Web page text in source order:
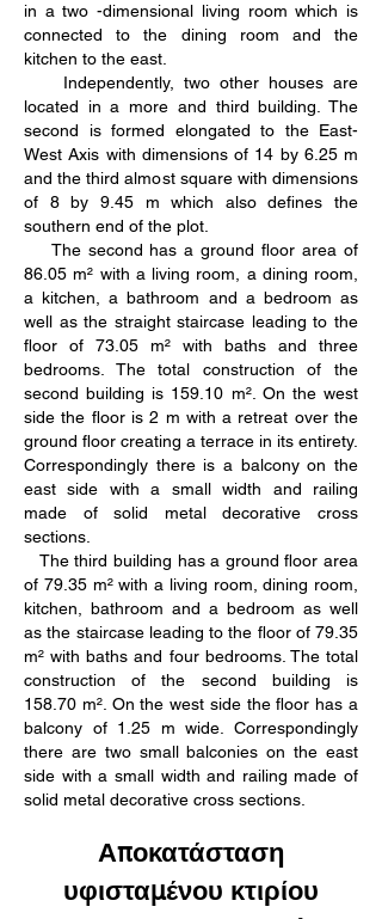
in a two -dimensional living room which is
connected to the dining room and the
kitchen to the east.
Independently, two other houses are
located in a more and third building. The
second is formed elongated to the East-
West Axis with dimensions of 14 by 6.25 m
and the third almost square with dimensions
of 8 by 9.45 m which also defines the
southern end of the plot.
The second has a ground floor area of
86.05 m² with a living room, a dining room,
a kitchen, a bathroom and a bedroom as
well as the straight staircase leading to the
floor of 73.05 m² with baths and three
bedrooms. The total construction of the
second building is 159.10 m². On the west
side the floor is 2 m with a retreat over the
ground floor creating a terrace in its entirety.
Correspondingly there is a balcony on the
east side with a small width and railing
made of solid metal decorative cross
sections.
The third building has a ground floor area
of 79.35 m² with a living room, dining room,
kitchen, bathroom and a bedroom as well
as the staircase leading to the floor of 79.35
m² with baths and four bedrooms. The total
construction of the second building is
158.70 m². On the west side the floor has a
balcony of 1.25 m wide. Correspondingly
there are two small balconies on the east
side with a small width and railing made of
solid metal decorative cross sections.
Αποκατάσταση
υφισταμένου κτιρίου